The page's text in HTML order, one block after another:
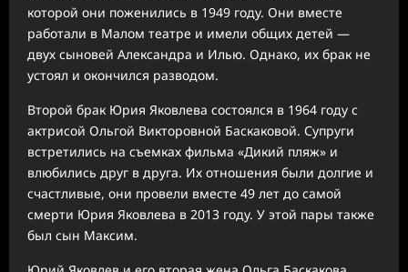
которой они поженились в 1949 году. Они вместе
работали в Малом театре и имели общих детей —
двух сыновей Александра и Илью. Однако, их брак не
устоял и окончился разводом.
Второй брак Юрия Яковлева состоялся в 1964 году с
актрисой Ольгой Викторовной Баскаковой. Супруги
встретились на съемках фильма «Дикий пляж» и
влюбились друг в друга. Их отношения были долгие и
счастливые, они провели вместе 49 лет до самой
смерти Юрия Яковлева в 2013 году. У этой пары также
был сын Максим.